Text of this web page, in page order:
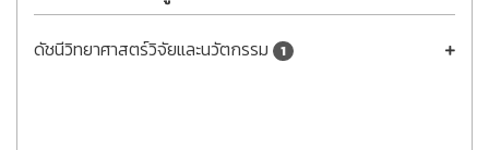
ดัชนีวิทยาศาสตร์วิจัยและนวัตกรรม 1